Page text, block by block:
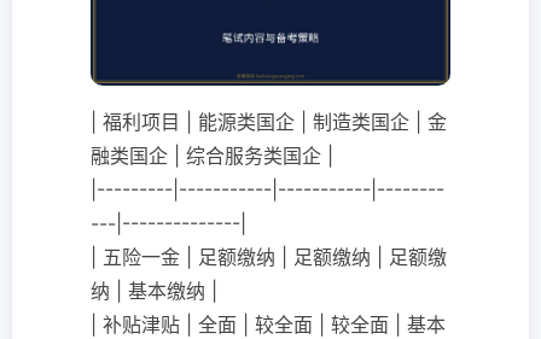
| 福利项目 | 能源类国企 | 制造类国企 | 金
融类国企 | 综合服务类国企 |
|---------|-----------|-----------|--------
---|--------------|
| 五险一金 | 足额缴纳 | 足额缴纳 | 足额缴
纳 | 基本缴纳 |
| 补贴津贴 | 全面 | 较全面 | 较全面 | 基本